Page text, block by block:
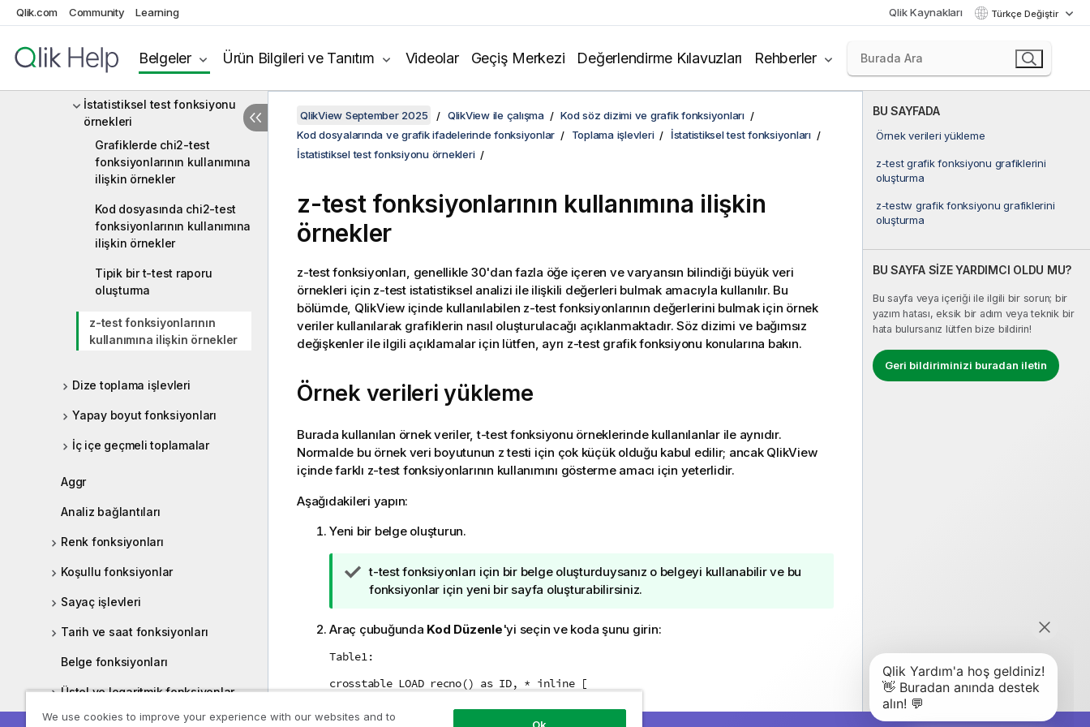
Qlik.com Community Learning Qlik Kaynakları Türkçe Değiştir
Belgeler Ürün Bilgileri ve Tanıtım Videolar Geçiş Merkezi Değerlendirme Kılavuzları Rehberler
Ki2 testi fonksiyonları
T testi fonksiyonları
Z testi fonksiyonları
İstatistiksel test fonksiyonu
örnekleri
Grafiklerde chi2-test
fonksiyonlarının kullanımına
ilişkin örnekler
Kod dosyasında chi2-test
fonksiyonlarının kullanımına
ilişkin örnekler
Tipik bir t-test raporu
oluşturma
z-test fonksiyonlarının
kullanımına ilişkin örnekler
Dize toplama işlevleri
Yapay boyut fonksiyonları
İç içe geçmeli toplamalar
Aggr
Analiz bağlantıları
Renk fonksiyonları
Koşullu fonksiyonlar
Sayaç işlevleri
Tarih ve saat fonksiyonları
Belge fonksiyonları
Üstel ve logaritmik fonksiyonlar
Alan fonksiyonları
BU SAYFADA
Örnek verileri yükleme
z-test grafik fonksiyonu grafiklerini
oluşturma
z-testw grafik fonksiyonu grafiklerini
oluşturma
BU SAYFA SİZE YARDIMCI OLDU MU?
Bu sayfa veya içeriği ile ilgili bir sorun; bir
yazım hatası, eksik bir adım veya teknik bir
hata bulursanız lütfen bize bildirin!
Geri bildiriminizi buradan iletin
QlikView September 2025 QlikView ile çalışma
Kod söz dizimi ve grafik fonksiyonları
Kod dosyalarında ve grafik ifadelerinde fonksiyonlar
Toplama işlevleri
İstatistiksel test fonksiyonları
İstatistiksel test fonksiyonu örnekleri
z-testfonksiyonlarının kullanımına ilişkin
örnekler
z-testfonksiyonları, genellikle 30'dan fazla öğe içeren ve varyansın bilindiği büyük veri
örnekleri için z-testistatistiksel analizi ile ilişkili değerleri bulmak amacıyla kullanılır. Bu
bölümde, QlikViewiçinde kullanılabilen z-testfonksiyonlarının değerlerini bulmak için örnek
veriler kullanılarak grafiklerin nasıl oluşturulacağı açıklanmaktadır. Söz dizimi ve bağımsız
değişkenler ile ilgili açıklamalar için lütfen, ayrı z-testgrafik fonksiyonu konularına bakın.
Örnek verileri yükleme
Burada kullanılan örnek veriler,t-testfonksiyonu örneklerinde kullanılanlar ile aynıdır.
Normalde bu örnek veri boyutunun z testi için çok küçük olduğu kabul edilir; ancak QlikView
içinde farklı z-test fonksiyonlarının kullanımını gösterme amacı için yeterlidir.
Aşağıdakileri yapın:
Yeni bir belge oluşturun.
İ
p
c
n
o
u
t-testfonksiyonları için bir belge oluşturduysanız o belgeyi kullanabilir ve bu
fonksiyonlar için yeni bir sayfa oluşturabilirsiniz.
Araç çubuğunda Kod Düzenle'yi seçin ve koda şunu girin:
Table1:
crosstable LOAD recno() as ID, * inline [
Observation|Comparison
We use cookies to improve your experience with our websites and to